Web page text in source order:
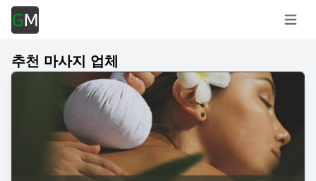
Open
추천 마사지 업체